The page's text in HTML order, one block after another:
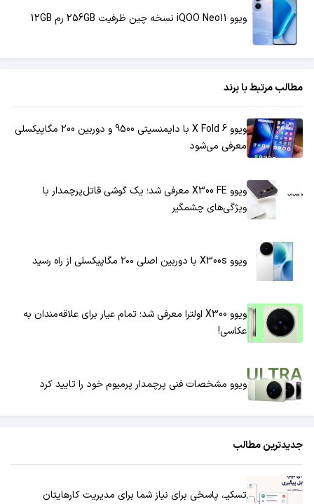
ویوو iQOO Neo11 نسخه چین ظرفیت 256GB رم 12GB
مطالب مرتبط با برند
ویوو X Fold 6 با دایمنسیتی 9500 و دوربین 200 مگاپیکسلی
معرفی می‌شود
ویوو X300 FE معرفی شد؛ یک گوشی قاتل‌پرچمدار با
ویژگی‌های چشمگیر
ویوو X300s با دوربین اصلی ۲۰۰ مگاپیکسلی از راه رسید
ویوو X300 اولترا معرفی شد؛ تمام عیار برای علاقه‌مندان به
عکاسی!
ویوو مشخصات فنی پرچمدار پرمیوم خود را تایید کرد
جدیدترین مطالب
تسکیـ، پاسخی برای نیاز شما برای مدیریت کارهایتان